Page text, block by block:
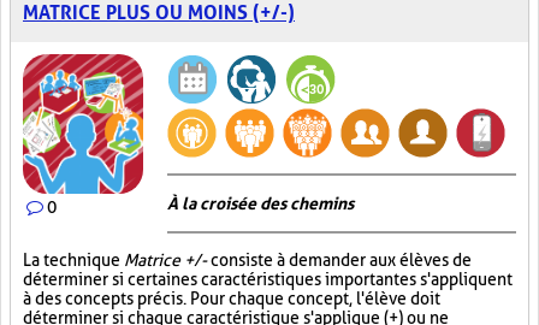
MATRICE PLUS OU MOINS (+/-)
0 À la croisée des chemins
La technique Matrice +/-consiste à demander aux élèves de
déterminer si certaines caractéristiques importantes s'appliquent
à des concepts précis. Pour chaque concept, l'élève doit
déterminer si chaque caractéristique s'applique (+) ou ne